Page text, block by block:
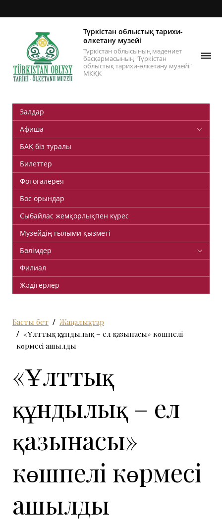
Түркістан облыстық тарихи-
өлкетану музейі
Түркістан облысының мәдениет
басқармасының "Түркістан
облыстық тарихи-өлкетану музейі"
МКҚК
Залдар
Афиша
БАҚ біз туралы
Билеттер
Фотогалерея
Бос орындар
Сыбайлас жемқорлықпен күрес
Музейдің ғылыми қызметі
Бөлімдер
Филиал
Жәдігерлер
Басты бет
Жаңалықтар
«Ұлттық құндылық – ел қазынасы» көшпелі
көрмесі ашылды
«Ұлттық
құндылық – ел
қазынасы»
көшпелі көрмесі
ашылды